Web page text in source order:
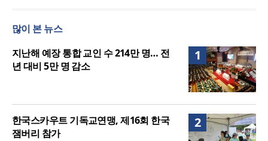
교할 것인가?
[오늘의 말씀] 죄의 종에서 의의 종으로
할렐루야대회 둘째 날 집회 “상황 뛰어넘는 믿음”
많이 본 뉴스
1
지난해 예장 통합 교인 수 214만 명… 전
년 대비 5만 명 감소
2
한국스카우트 기독교연맹, 제16회 한국
잼버리 참가